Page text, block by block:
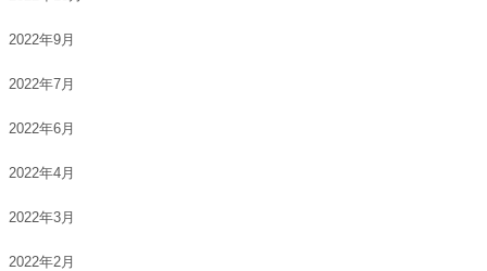
2022年9月
2022年7月
2022年6月
2022年4月
2022年3月
2022年2月